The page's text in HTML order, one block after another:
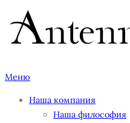
Перейти
содержимому
Меню
Наша компания
Наша философия